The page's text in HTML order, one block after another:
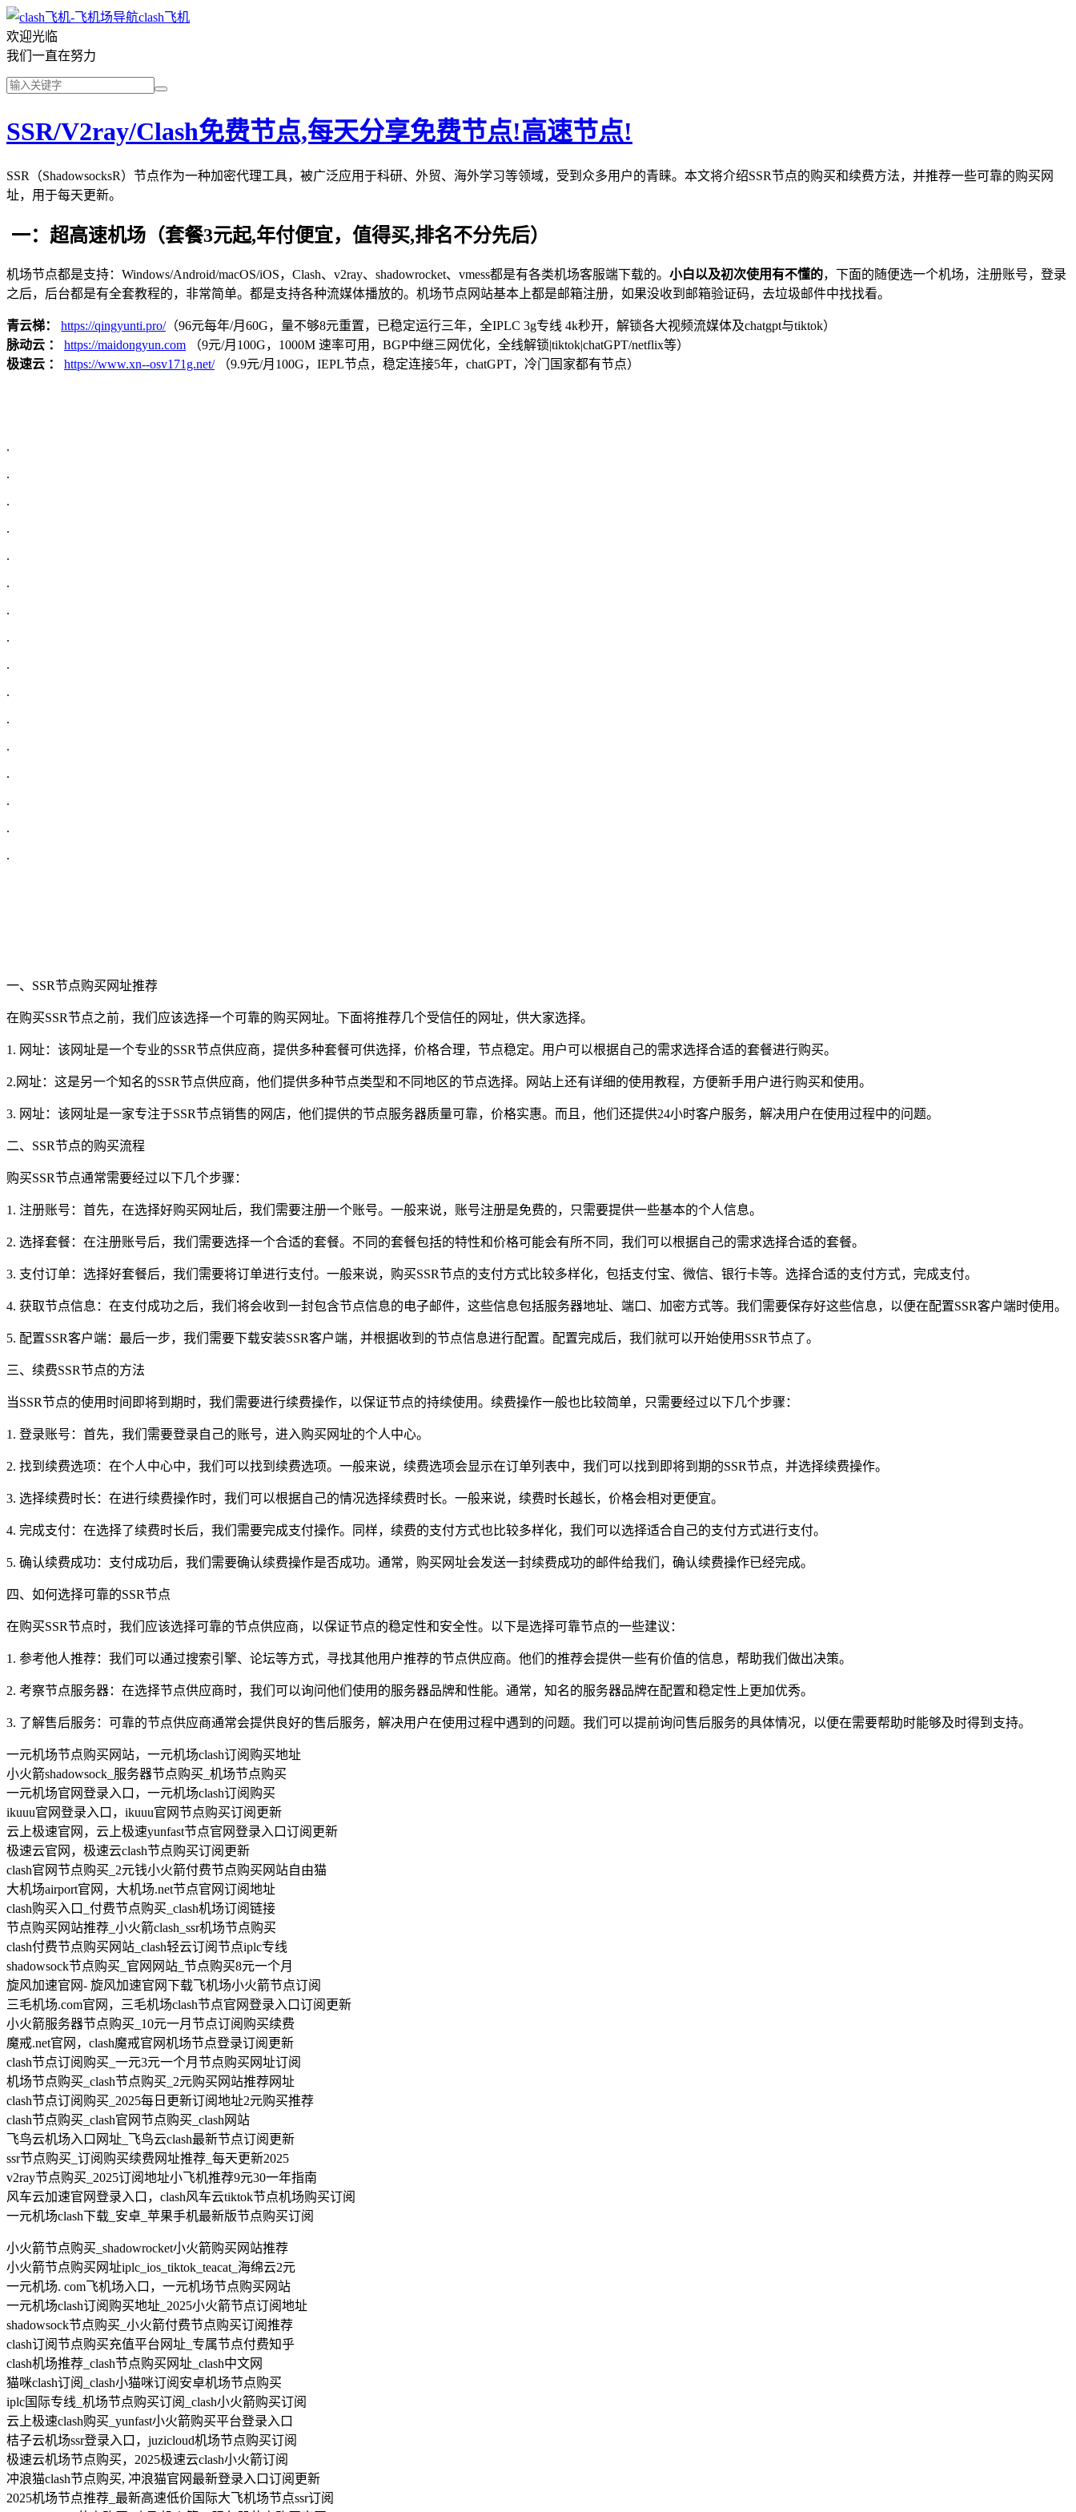
clash飞机
欢迎光临
我们一直在努力
SSR/V2ray/Clash免费节点,每天分享免费节点!高速节点!
SSR（ShadowsocksR）节点作为一种加密代理工具，被广泛应用于科研、外贸、海外学习等领域，受到众多用户的青睐。本文将介绍SSR节点的购买和续费方法，并推荐一些可靠的购买网
址，用于每天更新。
一：超高速机场（套餐3元起,年付便宜，值得买,排名不分先后）
机场节点都是支持：Windows/Android/macOS/iOS，Clash、v2ray、shadowrocket、vmess都是有各类机场客服端下载的。 小白以及初次使用有不懂的，下面的随便选一个机场，注册账号，登录
之后，后台都是有全套教程的，非常简单。都是支持各种流媒体播放的。机场节点网站基本上都是邮箱注册，如果没收到邮箱验证码，去垃圾邮件中找找看。
青云梯： https://qingyunti.pro/（96元每年/月60G，量不够8元重置，已稳定运行三年，全IPLC 3g专线 4k秒开，解锁各大视频流媒体及chatgpt与tiktok）
脉动云 ：
https://maidongyun.com （9元/月100G，1000M 速率可用，BGP中继三网优化，全线解锁|tiktok|chatGPT/netflix等）
极速云 ：
https://www.xn--osv171g.net/（9.9元/月100G，IEPL节点，稳定连接5年，chatGPT，冷门国家都有节点）
.
.
.
.
.
.
.
.
.
.
.
.
.
.
.
.
一、SSR节点购买网址推荐
在购买SSR节点之前，我们应该选择一个可靠的购买网址。下面将推荐几个受信任的网址，供大家选择。
1. 网址：该网址是一个专业的SSR节点供应商，提供多种套餐可供选择，价格合理，节点稳定。用户可以根据自己的需求选择合适的套餐进行购买。
2.网址：这是另一个知名的SSR节点供应商，他们提供多种节点类型和不同地区的节点选择。网站上还有详细的使用教程，方便新手用户进行购买和使用。
3. 网址：该网址是一家专注于SSR节点销售的网店，他们提供的节点服务器质量可靠，价格实惠。而且，他们还提供24小时客户服务，解决用户在使用过程中的问题。
二、SSR节点的购买流程
购买SSR节点通常需要经过以下几个步骤：
1. 注册账号：首先，在选择好购买网址后，我们需要注册一个账号。一般来说，账号注册是免费的，只需要提供一些基本的个人信息。
2. 选择套餐：在注册账号后，我们需要选择一个合适的套餐。不同的套餐包括的特性和价格可能会有所不同，我们可以根据自己的需求选择合适的套餐。
3. 支付订单：选择好套餐后，我们需要将订单进行支付。一般来说，购买SSR节点的支付方式比较多样化，包括支付宝、微信、银行卡等。选择合适的支付方式，完成支付。
4. 获取节点信息：在支付成功之后，我们将会收到一封包含节点信息的电子邮件，这些信息包括服务器地址、端口、加密方式等。我们需要保存好这些信息，以便在配置SSR客户端时使用。
5. 配置SSR客户端：最后一步，我们需要下载安装SSR客户端，并根据收到的节点信息进行配置。配置完成后，我们就可以开始使用SSR节点了。
三、续费SSR节点的方法
当SSR节点的使用时间即将到期时，我们需要进行续费操作，以保证节点的持续使用。续费操作一般也比较简单，只需要经过以下几个步骤：
1. 登录账号：首先，我们需要登录自己的账号，进入购买网址的个人中心。
2. 找到续费选项：在个人中心中，我们可以找到续费选项。一般来说，续费选项会显示在订单列表中，我们可以找到即将到期的SSR节点，并选择续费操作。
3. 选择续费时长：在进行续费操作时，我们可以根据自己的情况选择续费时长。一般来说，续费时长越长，价格会相对更便宜。
4. 完成支付：在选择了续费时长后，我们需要完成支付操作。同样，续费的支付方式也比较多样化，我们可以选择适合自己的支付方式进行支付。
5. 确认续费成功：支付成功后，我们需要确认续费操作是否成功。通常，购买网址会发送一封续费成功的邮件给我们，确认续费操作已经完成。
四、如何选择可靠的SSR节点
在购买SSR节点时，我们应该选择可靠的节点供应商，以保证节点的稳定性和安全性。以下是选择可靠节点的一些建议：
1. 参考他人推荐：我们可以通过搜索引擎、论坛等方式，寻找其他用户推荐的节点供应商。他们的推荐会提供一些有价值的信息，帮助我们做出决策。
2. 考察节点服务器：在选择节点供应商时，我们可以询问他们使用的服务器品牌和性能。通常，知名的服务器品牌在配置和稳定性上更加优秀。
3. 了解售后服务：可靠的节点供应商通常会提供良好的售后服务，解决用户在使用过程中遇到的问题。我们可以提前询问售后服务的具体情况，以便在需要帮助时能够及时得到支持。
一元机场节点购买网站，一元机场clash订阅购买地址
小火箭shadowsock_服务器节点购买_机场节点购买
一元机场官网登录入口，一元机场clash订阅购买
ikuuu官网登录入口，ikuuu官网节点购买订阅更新
云上极速官网，云上极速yunfast节点官网登录入口订阅更新
极速云官网，极速云clash节点购买订阅更新
clash官网节点购买_2元钱小火箭付费节点购买网站自由猫
大机场airport官网，大机场.net节点官网订阅地址
clash购买入口_付费节点购买_clash机场订阅链接
节点购买网站推荐_小火箭clash_ssr机场节点购买
clash付费节点购买网站_clash轻云订阅节点iplc专线
shadowsock节点购买_官网网站_节点购买8元一个月
旋风加速官网- 旋风加速官网下载飞机场小火箭节点订阅
三毛机场.com官网，三毛机场clash节点官网登录入口订阅更新
小火箭服务器节点购买_10元一月节点订阅购买续费
魔戒.net官网，clash魔戒官网机场节点登录订阅更新
clash节点订阅购买_一元3元一个月节点购买网址订阅
机场节点购买_clash节点购买_2元购买网站推荐网址
clash节点订阅购买_2025每日更新订阅地址2元购买推荐
clash节点购买_clash官网节点购买_clash网站
飞鸟云机场入口网址_飞鸟云clash最新节点订阅更新
ssr节点购买_订阅购买续费网址推荐_每天更新2025
v2ray节点购买_2025订阅地址小飞机推荐9元30一年指南
风车云加速官网登录入口，clash风车云tiktok节点机场购买订阅
一元机场clash下载_安卓_苹果手机最新版节点购买订阅
小火箭节点购买_shadowrocket小火箭购买网站推荐
小火箭节点购买网址iplc_ios_tiktok_teacat_海绵云2元
一元机场. com飞机场入口，一元机场节点购买网站
一元机场clash订阅购买地址_2025小火箭节点订阅地址
shadowsock节点购买_小火箭付费节点购买订阅推荐
clash订阅节点购买充值平台网址_专属节点付费知乎
clash机场推荐_clash节点购买网址_clash中文网
猫咪clash订阅_clash小猫咪订阅安卓机场节点购买
iplc国际专线_机场节点购买订阅_clash小火箭购买订阅
云上极速clash购买_yunfast小火箭购买平台登录入口
桔子云机场ssr登录入口，juzicloud机场节点购买订阅
极速云机场节点购买，2025极速云clash小火箭订阅
冲浪猫clash节点购买, 冲浪猫官网最新登录入口订阅更新
2025机场节点推荐_最新高速低价国际大飞机场节点ssr订阅